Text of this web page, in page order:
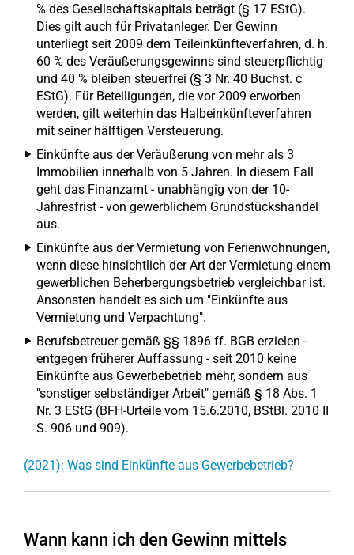
% des Gesellschaftskapitals beträgt (§ 17 EStG).
Dies gilt auch für Privatanleger. Der Gewinn
unterliegt seit 2009 dem Teileinkünfteverfahren, d. h.
60 % des Veräußerungsgewinns sind steuerpflichtig
und 40 % bleiben steuerfrei (§ 3 Nr. 40 Buchst. c
EStG). Für Beteiligungen, die vor 2009 erworben
werden, gilt weiterhin das Halbeinkünfteverfahren
mit seiner hälftigen Versteuerung.
Einkünfte aus der Veräußerung von mehr als 3
Immobilien innerhalb von 5 Jahren. In diesem Fall
geht das Finanzamt - unabhängig von der 10-
Jahresfrist - von gewerblichem Grundstückshandel
aus.
Einkünfte aus der Vermietung von Ferienwohnungen,
wenn diese hinsichtlich der Art der Vermietung einem
gewerblichen Beherbergungsbetrieb vergleichbar ist.
Ansonsten handelt es sich um "Einkünfte aus
Vermietung und Verpachtung".
Berufsbetreuer gemäß §§ 1896 ff. BGB erzielen -
entgegen früherer Auffassung - seit 2010 keine
Einkünfte aus Gewerbebetrieb mehr, sondern aus
"sonstiger selbständiger Arbeit" gemäß § 18 Abs. 1
Nr. 3 EStG (BFH-Urteile vom 15.6.2010, BStBl. 2010 II
S. 906 und 909).
(2021): Was sind Einkünfte aus Gewerbebetrieb?
Wann kann ich den Gewinn mittels